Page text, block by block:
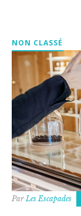
NON CLASSÉ
Par Les Escapades